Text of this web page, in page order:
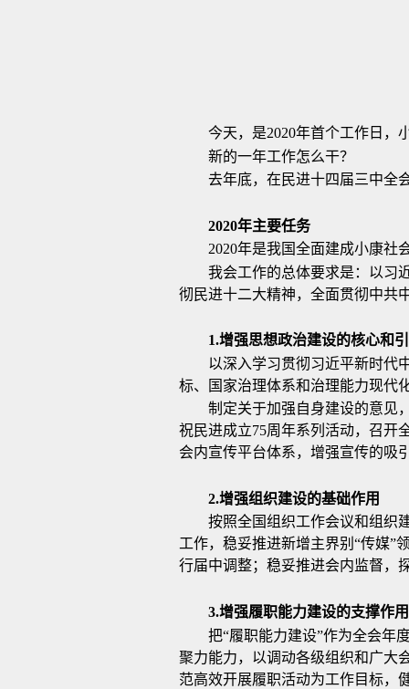
今天，是2020年首个工作日，
新的一年工作怎么干？
去年底，在民进十四届三中全
2020年主要任务
2020年是我国全面建成小康社
我会工作的总体要求是：以习
彻民进十二大精神，全面贯彻中共
1.增强思想政治建设的核心和
以深入学习贯彻习近平新时代
标、国家治理体系和治理能力现代
制定关于加强自身建设的意见
祝民进成立75周年系列活动，召开
会内宣传平台体系，增强宣传的吸
2.增强组织建设的基础作用
按照全国组织工作会议和组织
工作，稳妥推进新增主界别“传媒”
行届中调整；稳妥推进会内监督，
3.增强履职能力建设的支撑作用
把“履职能力建设”作为全会年
聚力能力，以调动各级组织和广大
范高效开展履职活动为工作目标，